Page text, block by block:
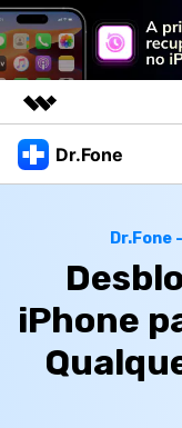
Produtos em destaque
Soluções
Sobre nós
Sala de imprensa
Loja
Dr.Fone
Veja Toolkit Completo >
Productos
Para PC
Para Celular
Guia & Suporte
Dr.Fone
iPhone